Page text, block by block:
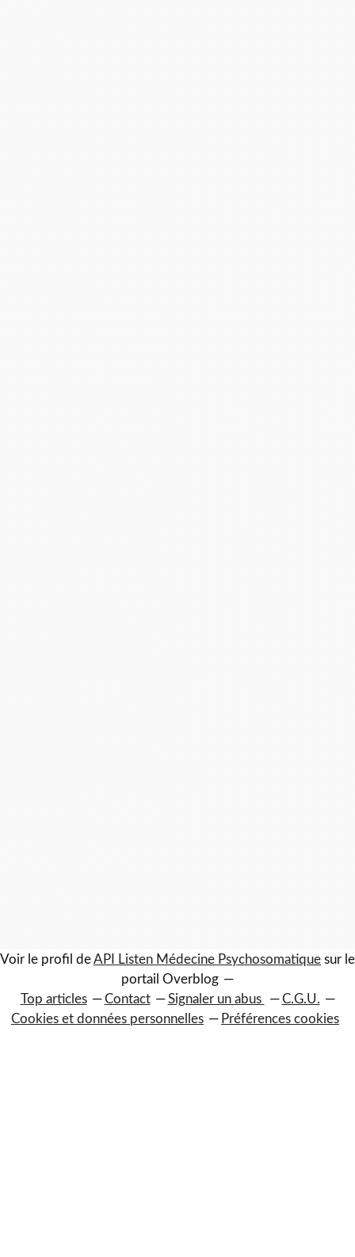
Voir le profil deAPI Listen Médecine Psychosomatique sur le
portail Overblog
Top articles
Contact Signaler un abus
C.G.U.
Cookies et données personnelles
Préférences cookies